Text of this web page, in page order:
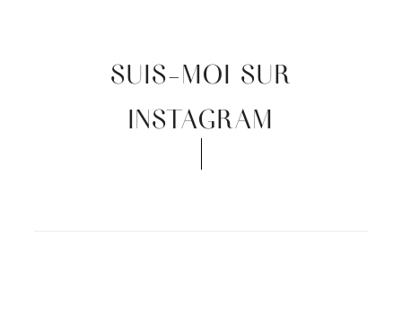
SUIS-MOI SUR
INSTAGRAM